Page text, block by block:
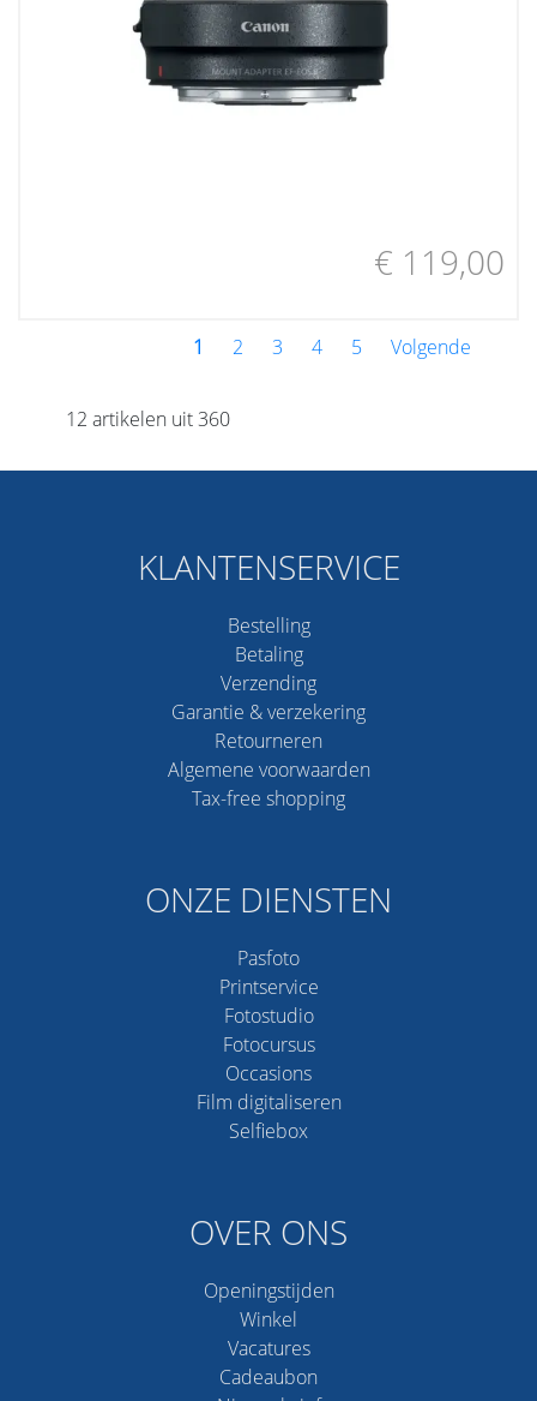
€ 119,00
1 2 3 4 5 Volgende
12 artikelen uit 360
KLANTENSERVICE
Bestelling
Betaling
Verzending
Garantie & verzekering
Retourneren
Algemene voorwaarden
Tax-free shopping
ONZE DIENSTEN
Pasfoto
Printservice
Fotostudio
Fotocursus
Occasions
Film digitaliseren
Selfiebox
OVER ONS
Openingstijden
Winkel
Vacatures
Cadeaubon